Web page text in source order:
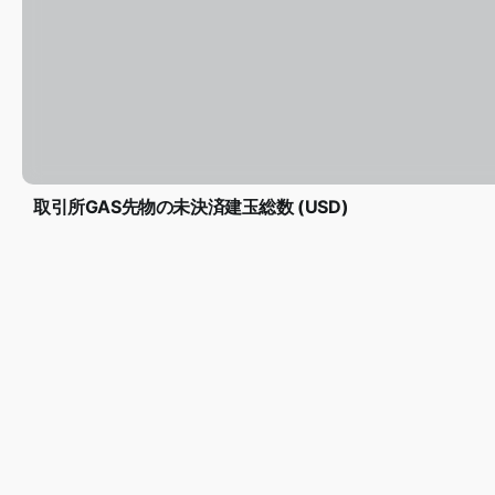
取引所GAS先物の未決済建玉総数 (USD)